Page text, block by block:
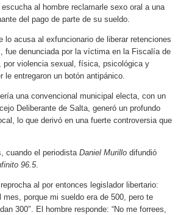
al hombre reclamarle sexo oral a una
del pago de parte de su sueldo.
lo acusa al exfuncionario de liberar retenciones
fue denunciada por la víctima en la Fiscalía de
por violencia sexual, física, psicológica y
le entregaron un botón antipánico.
una convencional municipal electa, con un
Deliberante de Salta, generó un profundo
lo que derivó en una fuerte controversia que
cuando el periodista Daniel Murillo difundió
96.5.
al por entonces legislador libertario:
porque mi sueldo era de 500, pero te
300″. El hombre responde: “No me forrees,